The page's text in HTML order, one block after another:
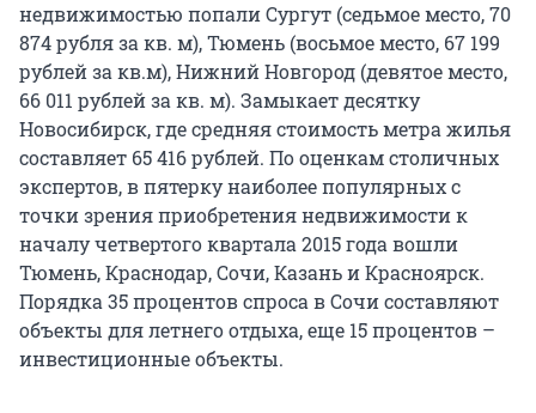
недвижимостью попали Сургут (седьмое место, 70
874 рубля за кв. м), Тюмень (восьмое место, 67 199
рублей за кв.м), Нижний Новгород (девятое место,
66 011 рублей за кв. м). Замыкает десятку
Новосибирск, где средняя стоимость метра жилья
составляет 65 416 рублей. По оценкам столичных
экспертов, в пятерку наиболее популярных с
точки зрения приобретения недвижимости к
началу четвертого квартала 2015 года вошли
Тюмень, Краснодар, Сочи, Казань и Красноярск.
Порядка 35 процентов спроса в Сочи составляют
объекты для летнего отдыха, еще 15 процентов –
инвестиционные объекты.